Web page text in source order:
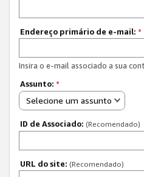
Endereço primário de e-mail: *
Insira o e-mail associado a sua
Assunto: *
Selecione um assunto
ID de Associado: (Recomendado)
URL do site: (Recomendado)